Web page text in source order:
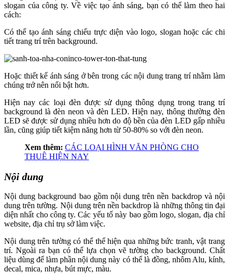
slogan của công ty. Về việc tạo ánh sáng, bạn có thể làm theo hai
cách:
Có thể tạo ánh sáng chiếu trực diện vào logo, slogan hoặc các chi
tiết trang trí trên background.
Hoặc thiết kế ánh sáng ở bên trong các nội dung trang trí nhằm làm
chúng trở nên nổi bật hơn.
Hiện nay các loại đèn được sử dụng thông dụng trong trang trí
background là đèn neon và đèn LED. Hiện nay, thông thường đèn
LED sẽ được sử dụng nhiều hơn do độ bền của đèn LED gấp nhiều
lần, cũng giúp tiết kiệm năng hơn từ 50-80% so với đèn neon.
Xem thêm: CÁC LOẠI HÌNH VĂN PHÒNG CHO
THUÊ HIỆN NAY
Nội dung
Nội dung background bao gồm nội dung trên nền backdrop và nội
dung trên tường. Nội dung trên nền backdrop là những thông tin đại
diện nhất cho công ty. Các yếu tố này bao gồm logo, slogan, địa chỉ
website, địa chỉ trụ sở làm việc.
Nội dung trên tường có thể thể hiện qua những bức tranh, vật trang
trí. Ngoài ra bạn có thể lựa chọn vẽ tường cho background. Chất
liệu dùng để làm phần nội dung này có thể là đồng, nhôm Alu, kính,
decal, mica, nhựa, bút mực, màu.